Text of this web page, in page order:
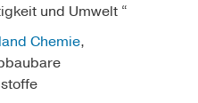
und Umwelt “
Chemie,